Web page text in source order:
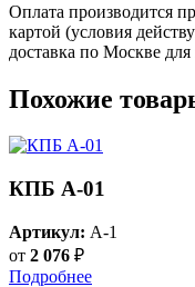
Оплата производится
картой (условия
доставка по Москве для
Похожие
КПБ A-01
Артикул: A-1
от 2 076 ₽
Подробнее